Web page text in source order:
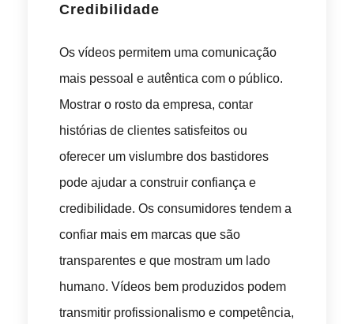
Credibilidade
Os vídeos permitem uma comunicação
mais pessoal e autêntica com o público.
Mostrar o rosto da empresa, contar
histórias de clientes satisfeitos ou
oferecer um vislumbre dos bastidores
pode ajudar a construir confiança e
credibilidade. Os consumidores tendem a
confiar mais em marcas que são
transparentes e que mostram um lado
humano. Vídeos bem produzidos podem
transmitir profissionalismo e competência,